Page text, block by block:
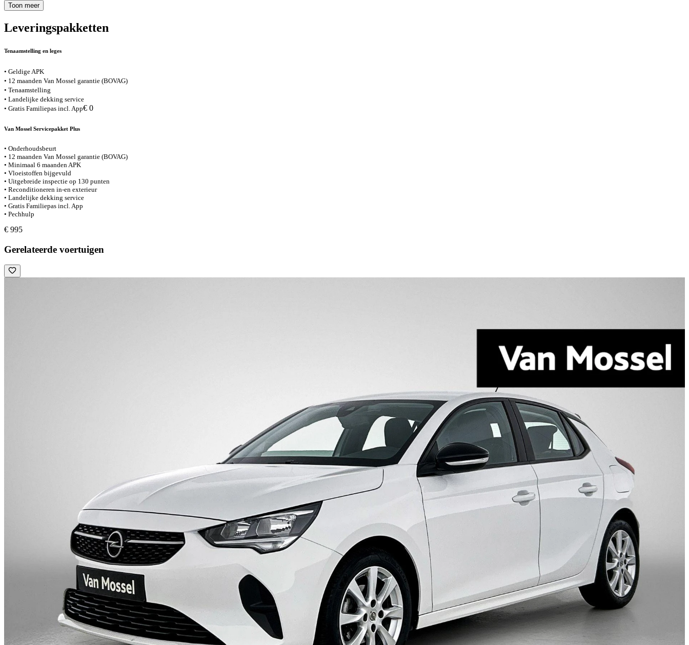
Toon meer
Leveringspakketten
Tenaamstelling en leges
• Geldige APK
• 12 maanden Van Mossel garantie (BOVAG)
• Tenaamstelling
• Landelijke dekking service
• Gratis Familiepas incl. App€ 0
Van Mossel Servicepakket Plus
• Onderhoudsbeurt
• 12 maanden Van Mossel garantie (BOVAG)
• Minimaal 6 maanden APK
• Vloeistoffen bijgevuld
• Uitgebreide inspectie op 130 punten
• Reconditioneren in-en exterieur
• Landelijke dekking service
• Gratis Familiepas incl. App
• Pechhulp
€ 995
Gerelateerde voertuigen